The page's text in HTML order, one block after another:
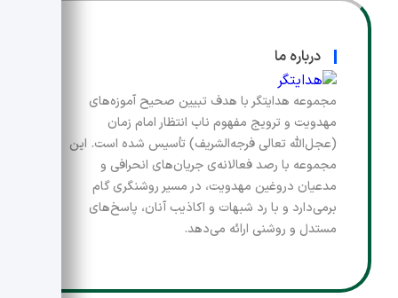
درباره ما
مجموعه هدایتگر با هدف تبیین صحیح آموزه‌های
مهدویت و ترویج مفهوم ناب انتظار امام زمان
(عجل‌الله تعالی فرجه‌الشریف) تأسیس شده است. این
مجموعه با رصد فعالانه‌ی جریان‌های انحرافی و
مدعیان دروغین مهدویت، در مسیر روشنگری گام
برمی‌دارد و با رد شبهات و اکاذیب آنان، پاسخ‌های
مستدل و روشنی ارائه می‌دهد.